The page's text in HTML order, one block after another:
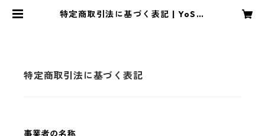
特定商取引法に基づく表記 | YoShi
特定商取引法に基づく表記
事業者の名称